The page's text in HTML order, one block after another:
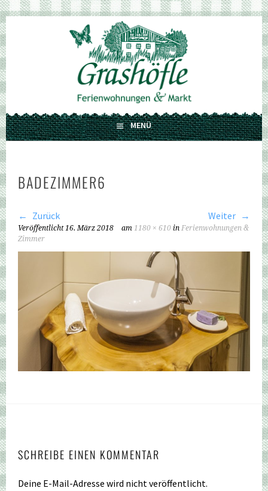
Springe
zum
Inhalt
GRASHÖFLE
FERIENWOHNUNGEN UND MARKT
MENÜ
BADEZIMMER6
Zurück Weiter
Veröffentlicht16. März 2018 am 1180 × 610 inFerienwohnungen &
Zimmer
SCHREIBE EINEN KOMMENTAR
Deine E-Mail-Adresse wird nicht veröffentlicht.